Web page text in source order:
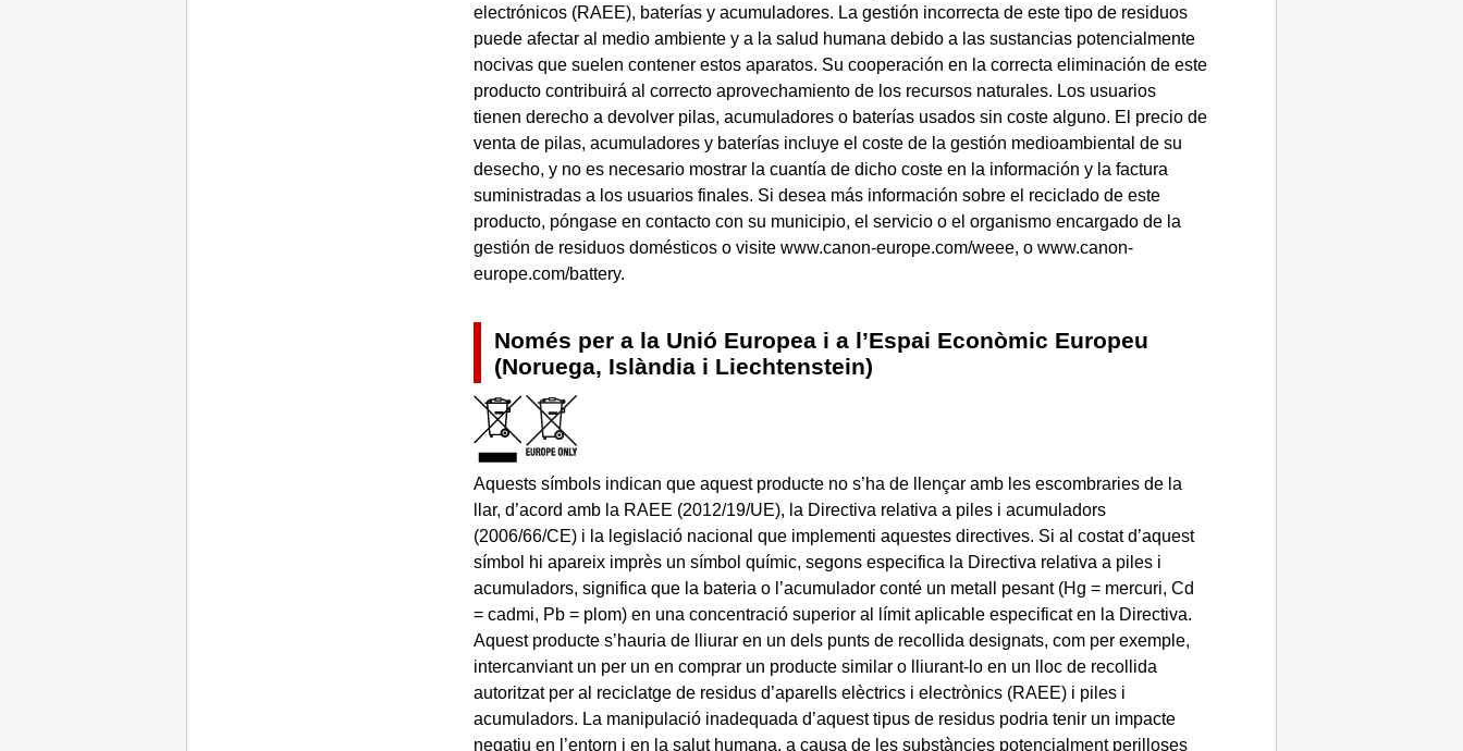
electrónicos (RAEE), baterías y acumuladores. La gestión incorrecta de este tipo de residuos
puede afectar al medio ambiente y a la salud humana debido a las sustancias potencialmente
nocivas que suelen contener estos aparatos. Su cooperación en la correcta eliminación de este
producto contribuirá al correcto aprovechamiento de los recursos naturales. Los usuarios
tienen derecho a devolver pilas, acumuladores o baterías usados sin coste alguno. El precio de
venta de pilas, acumuladores y baterías incluye el coste de la gestión medioambiental de su
desecho, y no es necesario mostrar la cuantía de dicho coste en la información y la factura
suministradas a los usuarios finales. Si desea más información sobre el reciclado de este
producto, póngase en contacto con su municipio, el servicio o el organismo encargado de la
gestión de residuos domésticos o visite www.canon-europe.com/weee, o www.canon-
europe.com/battery.
Només per a la Unió Europea i a l’Espai Econòmic Europeu
(Noruega, Islàndia i Liechtenstein)
Aquests símbols indican que aquest producte no s’ha de llençar amb les escombraries de la
llar, d’acord amb la RAEE (2012/19/UE), la Directiva relativa a piles i acumuladors
(2006/66/CE) i la legislació nacional que implementi aquestes directives. Si al costat d’aquest
símbol hi apareix imprès un símbol químic, segons especifica la Directiva relativa a piles i
acumuladors, significa que la bateria o l’acumulador conté un metall pesant (Hg = mercuri, Cd
= cadmi, Pb = plom) en una concentració superior al límit aplicable especificat en la Directiva.
Aquest producte s’hauria de lliurar en un dels punts de recollida designats, com per exemple,
intercanviant un per un en comprar un producte similar o lliurant-lo en un lloc de recollida
autoritzat per al reciclatge de residus d’aparells elèctrics i electrònics (RAEE) i piles i
acumuladors. La manipulació inadequada d’aquest tipus de residus podria tenir un impacte
negatiu en l’entorn i en la salut humana, a causa de les substàncies potencialment perilloses